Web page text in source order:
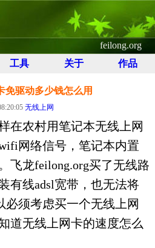
feilong.org
工具 关于 作品
免驱动多少钱怎么用
无线上网
在农村用笔记本无线上网
网络信号，笔记本内置
飞龙feilong.org买了无线路
有线adsl宽带，也无法将
必须考虑买一个无线上网
道无线上网卡的速度怎么